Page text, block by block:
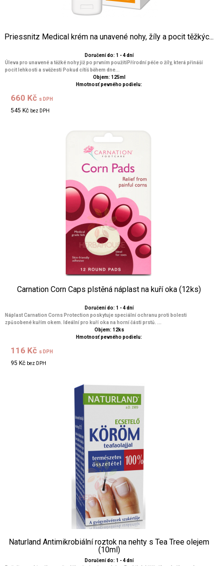
Priessnitz Medical krém na unavené nohy, žíly a pocit těžkýc...
Doručení do: 1 - 4 dní
Úleva pro unavené a těžké nohy již po prvním použitíPřírodní péče o žíly, která přináší
pocit lehkosti a svěžesti Pokud cítíš během dne...
Objem: 125ml
Hmotnosť pevného podielu:
660 Kč s DPH
545 Kč bez DPH
Carnation Corn Caps plstěná náplast na kuří oka (12ks)
Doručení do: 1 - 4 dní
Náplast Carnation Corns Protection poskytuje speciální ochranu proti bolesti
způsobené kuřím okem. Ideální pro kuří oka na horní části prstů. ...
Objem: 12ks
Hmotnosť pevného podielu:
116 Kč s DPH
95 Kč bez DPH
Naturland Antimikrobiální roztok na nehty s Tea Tree olejem
(10ml)
Doručení do: 1 - 4 dní